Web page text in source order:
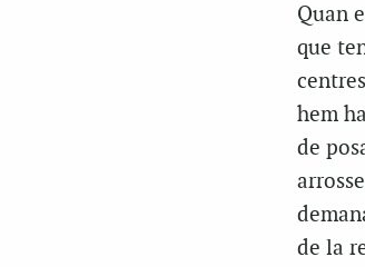
Quan
que
hem
de
de la